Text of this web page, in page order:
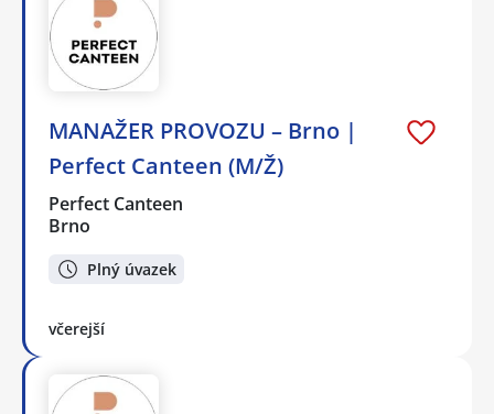
MANAŽER PROVOZU – Brno |
Perfect Canteen (M/Ž)
Perfect Canteen
Brno
Plný úvazek
včerejší